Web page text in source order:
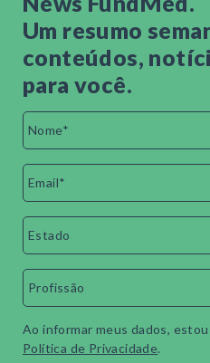
Um resumo
conteúdos,
para você.
Ao informar meus dados,
Política de Privacidade.